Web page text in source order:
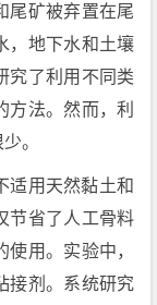
尾矿被弃置在尾
，地下水和土壤
究了利用不同类
方法。然而，利
。
适用天然黏土和
节省了人工骨料
用。实验中，
接剂。系统研究